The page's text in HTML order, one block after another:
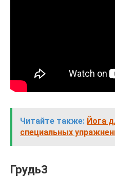
Читайте также: Йога
специальных
Грудь3